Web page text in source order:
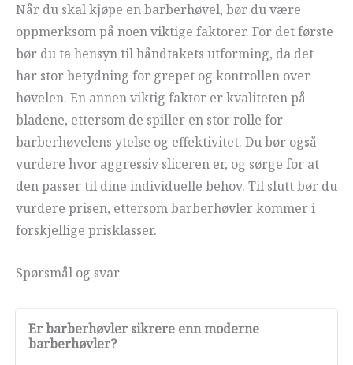
Når du skal kjøpe en barberhøvel, bør du være
oppmerksom på noen viktige faktorer. For det første
bør du ta hensyn til håndtakets utforming, da det
har stor betydning for grepet og kontrollen over
høvelen. En annen viktig faktor er kvaliteten på
bladene, ettersom de spiller en stor rolle for
barberhøvelens ytelse og effektivitet. Du bør også
vurdere hvor aggressiv sliceren er, og sørge for at
den passer til dine individuelle behov. Til slutt bør du
vurdere prisen, ettersom barberhøvler kommer i
forskjellige prisklasser.
Spørsmål og svar
Er barberhøvler sikrere enn moderne
barberhøvler?